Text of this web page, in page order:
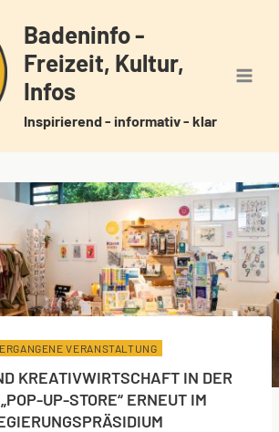
Badeninfo -
Freizeit, Kultur,
Infos
Inspirierend - informativ - klar
VERANSTALTUNG
KREATIVWIRTSCHAFT IN DER
UP-STORE“ ERNEUT IM